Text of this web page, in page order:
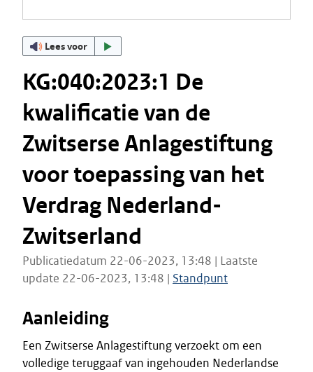
Lees voor
KG:040:2023:1 De
kwalificatie van de
Zwitserse Anlagestiftung
voor toepassing van het
Verdrag Nederland-
Zwitserland
Publicatiedatum 22-06-2023, 13:48 | Laatste
update 22-06-2023, 13:48 | Standpunt
Aanleiding
Een Zwitserse Anlagestiftung verzoekt om een
volledige teruggaaf van ingehouden Nederlandse